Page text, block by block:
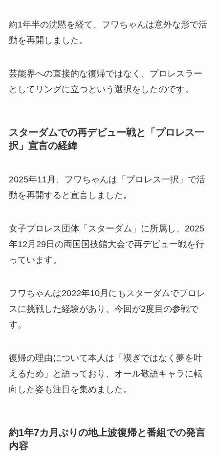
約1年半の沈黙を経て、フワちゃんは意外な形で活
動を再開しました。
芸能界への直接的な復帰ではなく、プロレスラー
としてリングに立つという選択をしたのです。
スターダムでの再デビュー戦と「プロレス一
択」宣言の経緯
2025年11月、フワちゃんは「プロレス一択」で活
動を再開すると宣言しました。
女子プロレス団体「スターダム」に所属し、2025
年12月29日の両国国技館大会で再デビュー戦を行
っています。
フワちゃんは2022年10月にもスターダムでプロレ
スに挑戦した経験があり、今回が2度目の参戦で
す。
復帰の理由について本人は「禊ぎではなく夢を叶
えるため」と語っており、オール敬語キャラに転
向した姿も注目を集めました。
約1年7カ月ぶりの地上波復帰と番組での発言
内容